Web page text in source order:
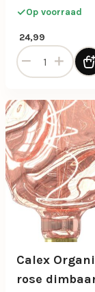
Op voorraad
24,99
Calex Organic
Calex
rose